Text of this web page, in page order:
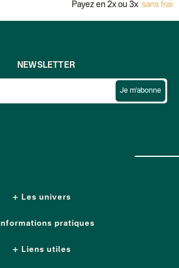
Payez en 2x ou 3x sans frais avec
Les univers
Informations pratiques
Liens utiles
NEWSLETTER
Je m'abonne